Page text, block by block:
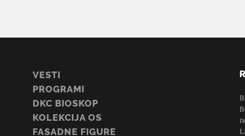
VESTI
PROGRAMI
DKC BIOSKOP
KOLEKCIJA OS
FASADNE FIGURE